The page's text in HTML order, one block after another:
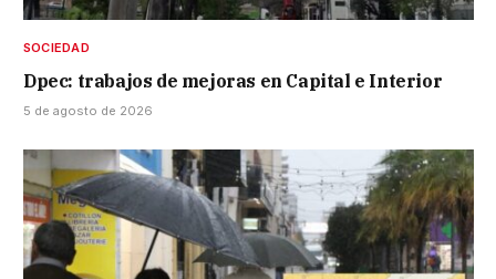
SOCIEDAD
Dpec: trabajos de mejoras en Capital e Interior
5 de agosto de 2026